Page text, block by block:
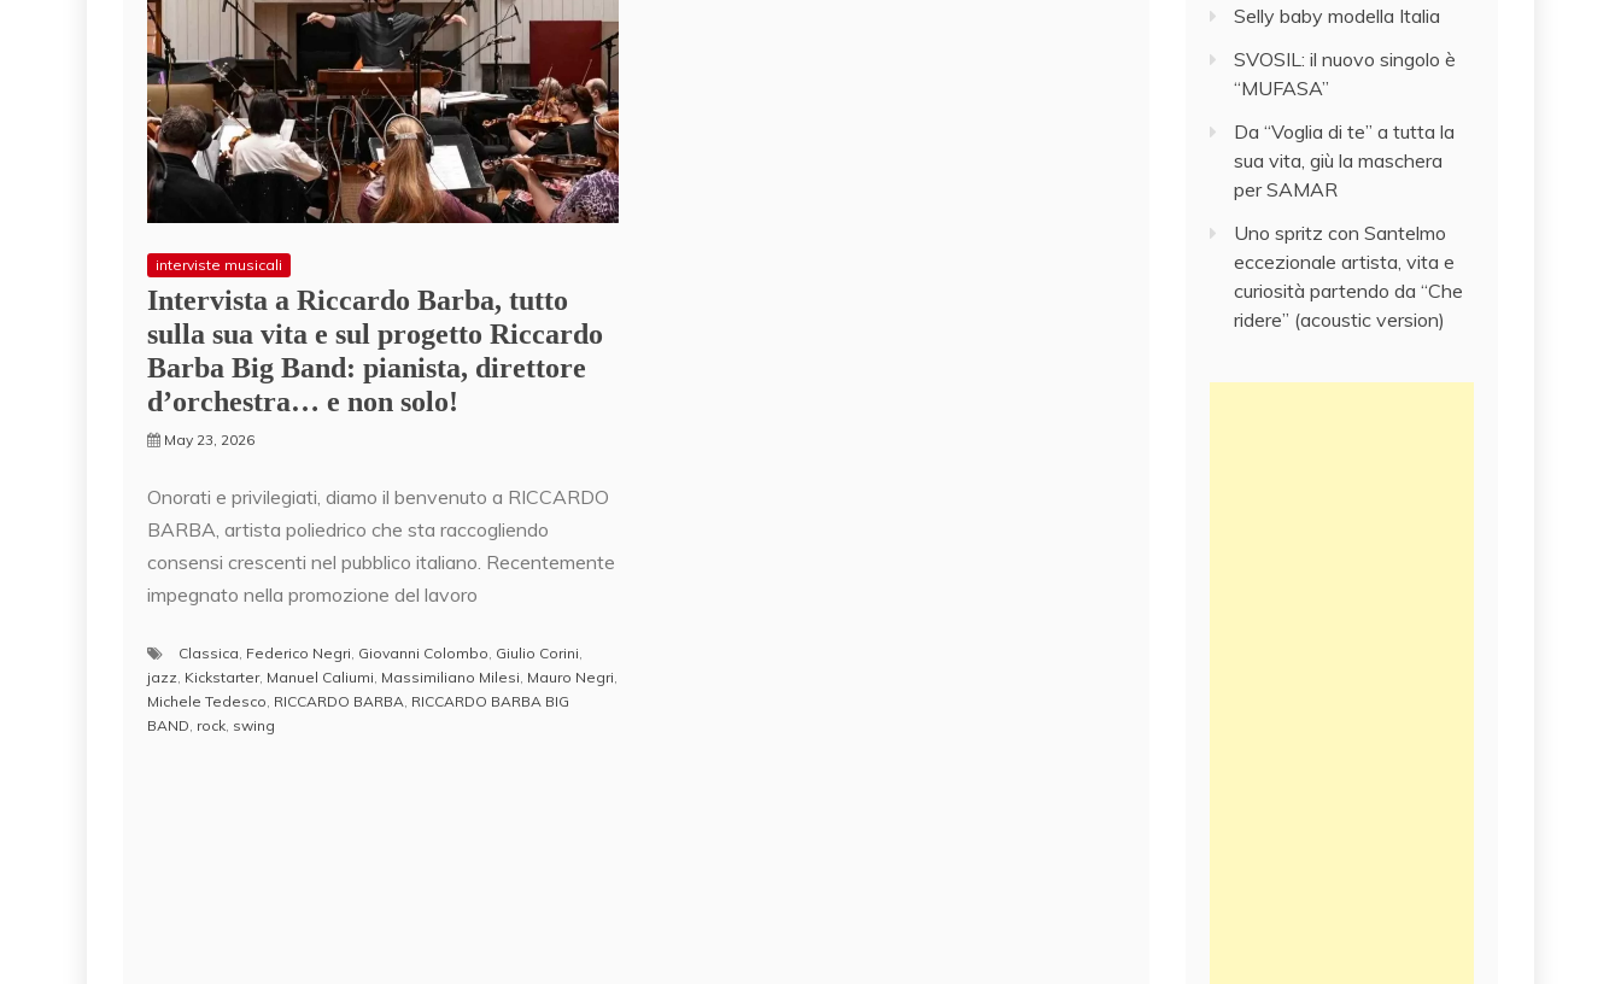
interviste musicali
Intervista a Riccardo Barba, tutto
sulla sua vita e sul progetto Riccardo
Barba Big Band: pianista, direttore
d’orchestra… e non solo!
May 23, 2026
Onorati e privilegiati, diamo il benvenuto a RICCARDO
BARBA, artista poliedrico che sta raccogliendo
consensi crescenti nel pubblico italiano. Recentemente
impegnato nella promozione del lavoro
Classica, Federico Negri, Giovanni Colombo, Giulio Corini,
jazz, Kickstarter, Manuel Caliumi, Massimiliano Milesi, Mauro Negri,
Michele Tedesco, RICCARDO BARBA, RICCARDO BARBA BIG
BAND, rock, swing
Selly baby modella Italia
SVOSIL: il nuovo singolo è
“MUFASA”
Da “Voglia di te” a tutta la
sua vita, giù la maschera
per SAMAR
Uno spritz con Santelmo
eccezionale artista, vita e
curiosità partendo da “Che
ridere” (acoustic version)